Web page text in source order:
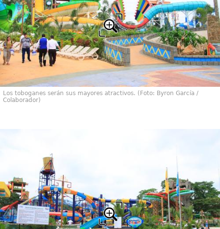
Los toboganes serán sus mayores atractivos. (Foto: Byron García /
Colaborador)